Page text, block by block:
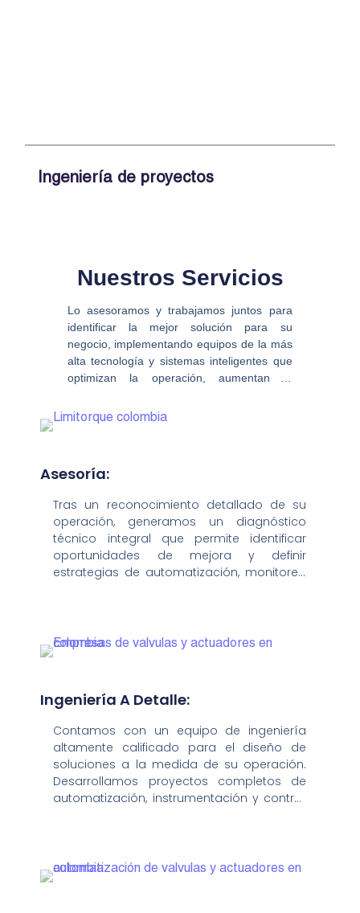
Ingeniería de proyectos
Nuestros Servicios
Lo asesoramos y trabajamos juntos para
identificar la mejor solución para su
negocio, implementando equipos de la más
alta tecnología y sistemas inteligentes que
optimizan la operación, aumentan la
procesos.
Asesoría:
Tras un reconocimiento detallado de su
operación, generamos un diagnóstico
técnico integral que permite identificar
oportunidades de mejora y definir
estrategias de automatización, monitoreo
incrementar la productividad y asegurar la
Ingeniería A Detalle:
Contamos con un equipo de ingeniería
altamente calificado para el diseño de
soluciones a la medida de su operación.
Desarrollamos proyectos completos de
automatización, instrumentación y control,
existentes.